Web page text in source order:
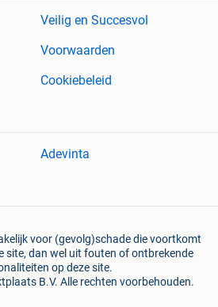
Veilig en Succesvol
Voorwaarden
Cookiebeleid
Adevinta
voor (gevolg)schade die voortkomt
site, dan wel uit fouten of ontbrekende
op deze site.
B.V. Alle rechten voorbehouden.